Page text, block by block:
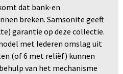
dat bank-en
breken. Samsonite geeft
garantie op deze collectie.
met lederen omslag uit
(of 6 met reliëf) kunnen
van het mechanisme